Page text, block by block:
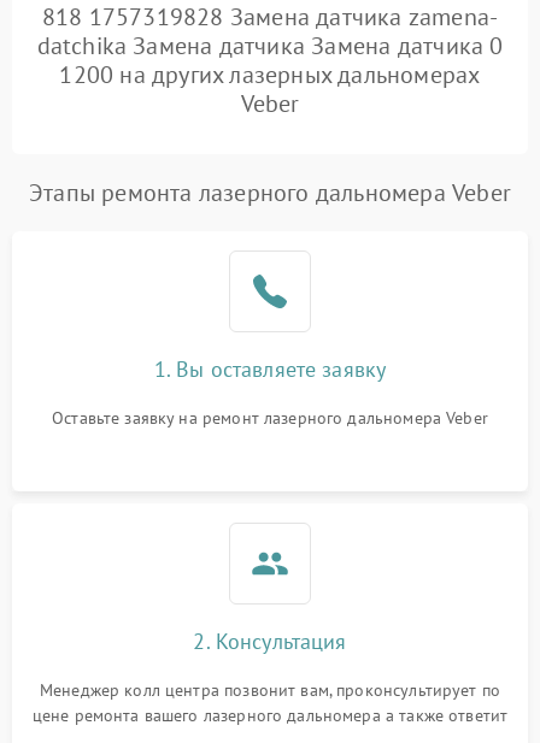
818 1757319828 Замена датчика zamena-
datchika Замена датчика Замена датчика 0
1200 на других лазерных дальномерах
Veber
Этапы ремонта лазерного дальномера Veber
1. Вы оставляете заявку
Оставьте заявку на ремонт лазерного дальномера Veber
2. Консультация
Менеджер колл центра позвонит вам, проконсультирует по
цене ремонта вашего лазерного дальномера а также ответит